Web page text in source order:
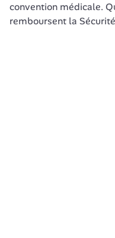
convention médicale.
remboursent la